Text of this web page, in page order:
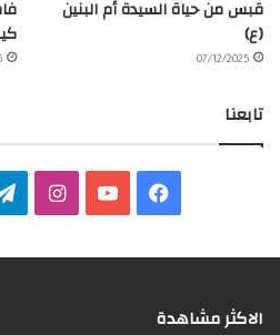
قبس من حياة السيدة أم البنين
(ع)
07/12/2025
تابعنا
الاكثر مشاهدة